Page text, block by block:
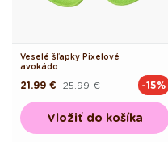
Veselé šľapky Pixelové
avokádo
Pôvodná25.99 €
Akciová
21.99 € -15%
Vložiť do košíka